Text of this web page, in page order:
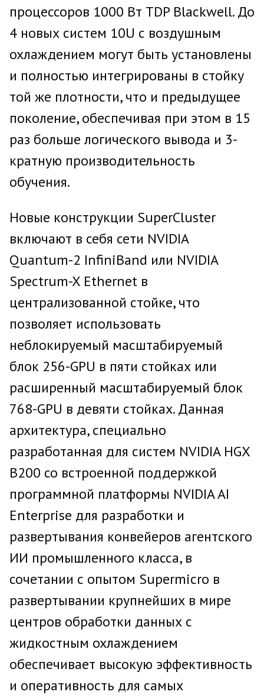
процессоров 1000 Вт TDP Blackwell. До
4 новых систем 10U с воздушным
охлаждением могут быть установлены
и полностью интегрированы в стойку
той же плотности, что и предыдущее
поколение, обеспечивая при этом в 15
раз больше логического вывода и 3-
кратную производительность
обучения.
Новые конструкции SuperCluster
включают в себя сети NVIDIA
Quantum-2 InfiniBand или NVIDIA
Spectrum-X Ethernet в
централизованной стойке, что
позволяет использовать
неблокируемый масштабируемый
блок 256-GPU в пяти стойках или
расширенный масштабируемый блок
768-GPU в девяти стойках. Данная
архитектура, специально
разработанная для систем NVIDIA HGX
B200 со встроенной поддержкой
программной платформы NVIDIA AI
Enterprise для разработки и
развертывания конвейеров агентского
ИИ промышленного класса, в
сочетании с опытом Supermicro в
развертывании крупнейших в мире
центров обработки данных с
жидкостным охлаждением
обеспечивает высокую эффективность
и оперативность для самых